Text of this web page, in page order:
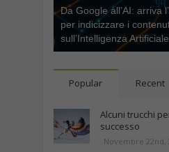
Da Google all’AI: arriva
per indicizzare i
sull’Intelligenza Artificiale
Popular Recent
Alcuni trucchi
successo
Novembre 22nd,